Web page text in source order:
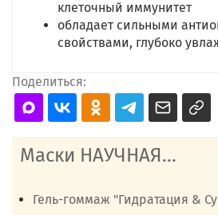
клеточный иммунитет
обладает сильными
свойствами, глубоко
Поделиться:
Маски НАУЧНАЯ...
Гель-гоммаж "Гидратация &